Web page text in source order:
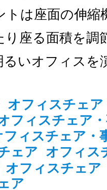
トは座面の伸縮
座る面積を調
いオフィスを
オフィスチェア
フィスチェア
フィスチェア・
ェア オフィス
オフィスチェア
ア